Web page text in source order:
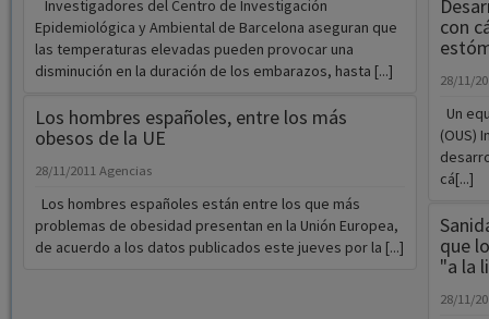
Los hombres españoles, entre los más
obesos de la UE
Los hombres españoles están entre los que más
problemas de obesidad presentan en la Unión Europea,
de acuerdo a los datos publicados este jueves por la [...]
Un
(OUS)
que
"a la
28/11/
El